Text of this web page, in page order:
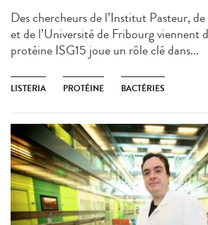
Des chercheurs de l’Institut Pasteur,
et de l’Université de Fribourg viennent
protéine ISG15 joue un rôle clé dans...
LISTERIA PROTÉINE BACTÉRIES